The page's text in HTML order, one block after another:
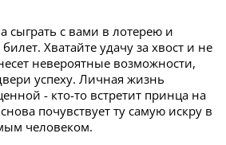
сыграть с вами в лотерею и
Хватайте удачу за хвост и не
невероятные возможности,
успеху. Личная жизнь
- кто-то встретит принца на
почувствует ту самую искру в
человеком.